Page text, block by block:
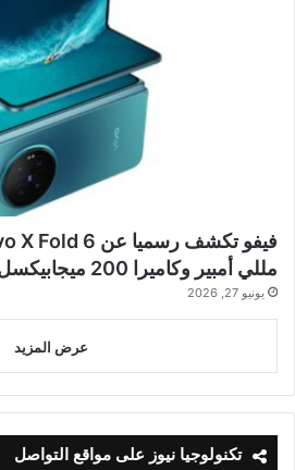
مللي أمبير وكاميرا 200 ميجابيكسل
يونيو 27, 2026
عرض المزيد
تكنولوجيا نيوز على مواقع التواصل